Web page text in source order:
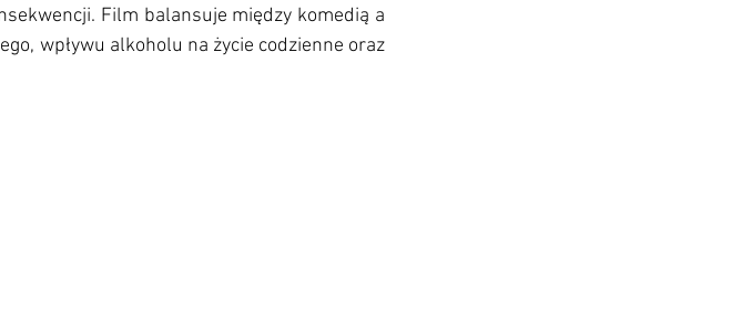
Film balansuje między komedią a
wpływu alkoholu na życie codzienne oraz